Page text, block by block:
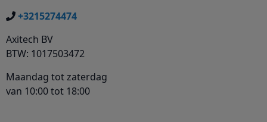
+3215274474
Axitech BV
BTW: 1017503472
Maandag tot zaterdag
van 10:00 tot 18:00